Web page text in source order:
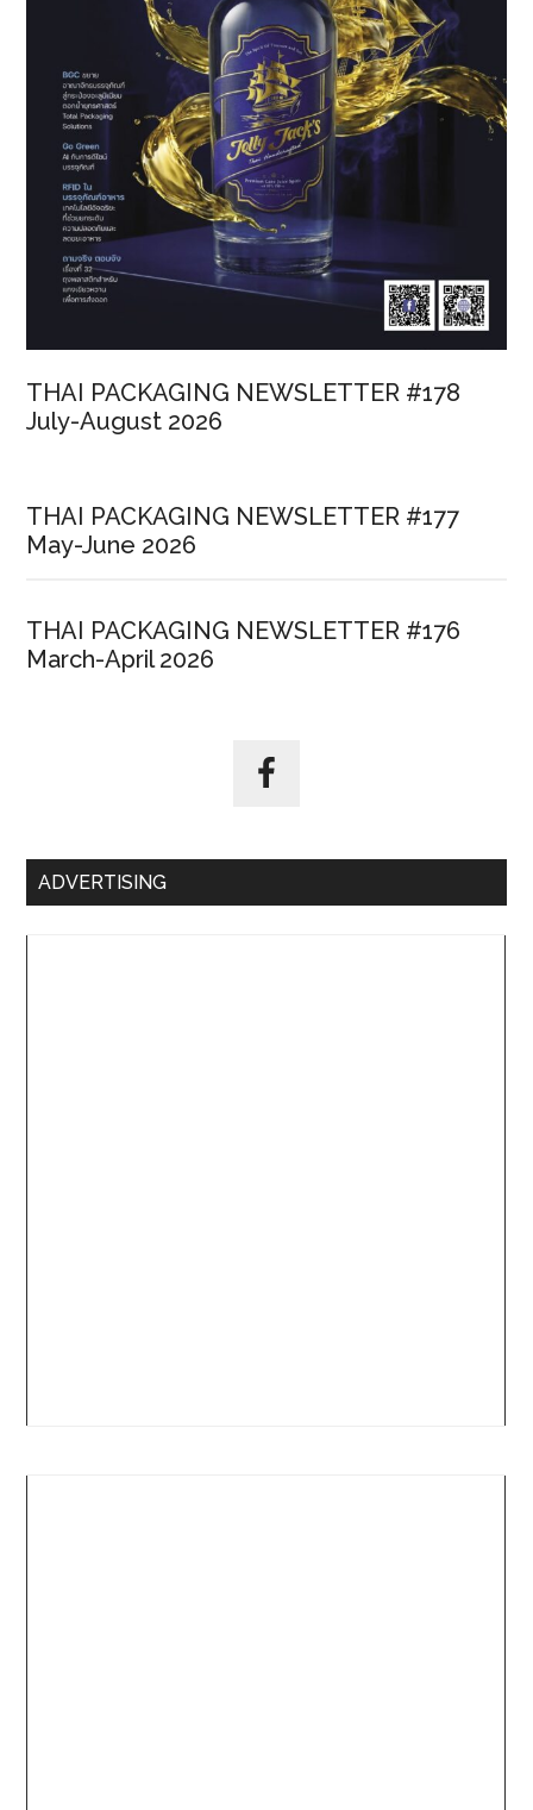
อาเซียน
THAI PACKAGING NEWSLETTER #178
July-August 2026
THAI PACKAGING NEWSLETTER #177
May-June 2026
THAI PACKAGING NEWSLETTER #176
March-April 2026
ADVERTISING